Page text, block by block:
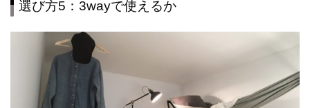
選び方5：3wayで使えるか